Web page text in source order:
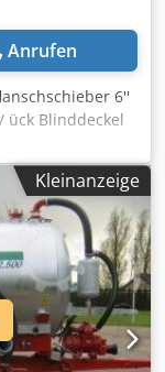
Anrufen
6''
ück Blinddeckel
Saugrüssel /
hinten oben
A Ume
Kleinanzeige